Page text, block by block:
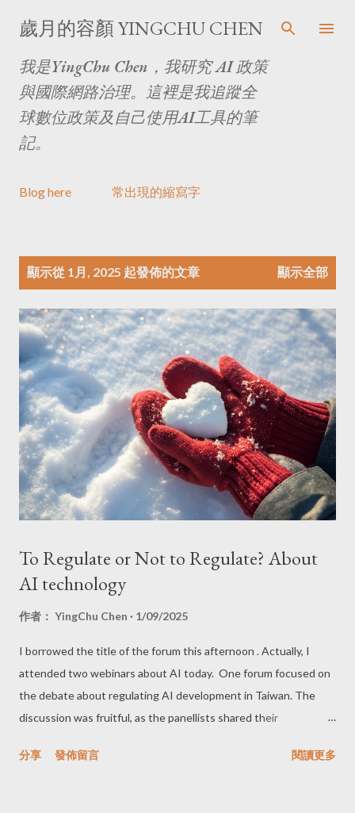
跳至主要內容
歲月的容顏 YINGCHU CHEN
我是YingChu Chen，我研究 AI 政策
與國際網路治理。這裡是我追蹤全
球數位政策及自己使用AI工具的筆
記。
Blog here 常出現的縮寫字
顯示從 1月, 2025 起發佈的文章 顯示全部
To Regulate or Not to Regulate? About
AI technology
作者： YingChu Chen 1/09/2025
I borrowed the title of the forum this afternoon . Actually, I
attended two webinars about AI today. One forum focused on
the debate about regulating AI development in Taiwan. The
discussion was fruitful, as the panellists shared their
across various countries. Besides Taiwan, they discussed the
分享 發佈留言 閱讀更多